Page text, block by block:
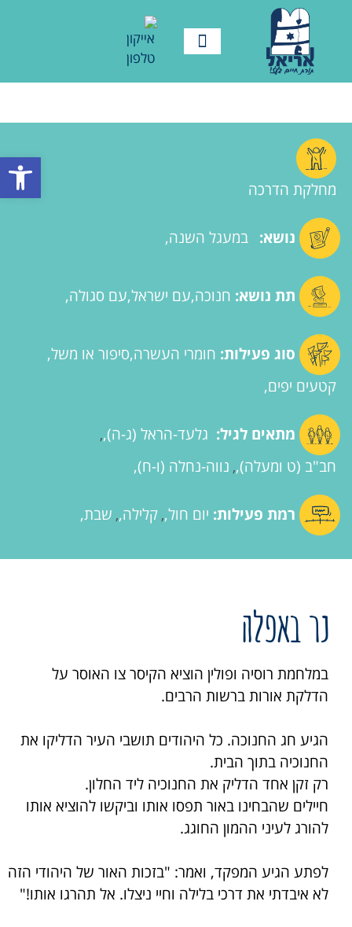
פתח
מחלקת הדרכה
נושא: במעגל השנה
תת נושא: חנוכה עם ישראל עם סגולה
סוג פעילות: חומרי העשרה סיפור או משל
קטעים יפים
מתאים לגיל: גלעד-הראל (ג-ה) ,
חב"ב (ט ומעלה) , נווה-נחלה (ו-ח)
רמת פעילות: יום חול , קלילה , שבת
נר באפלה
במלחמת רוסיה ופולין הוציא הקיסר צו האוסר על
הדלקת אורות ברשות הרבים.
הגיע חג החנוכה. כל היהודים תושבי העיר הדליקו את
החנוכיה בתוך הבית.
רק זקן אחד הדליק את החנוכיה ליד החלון.
חיילים שהבחינו באור תפסו אותו וביקשו להוציא אותו
להורג לעיני ההמון החוגג.
לפתע הגיע המפקד, ואמר: "בזכות האור של היהודי הזה
לא איבדתי את דרכי בלילה וחיי ניצלו. אל תהרגו אותו!"